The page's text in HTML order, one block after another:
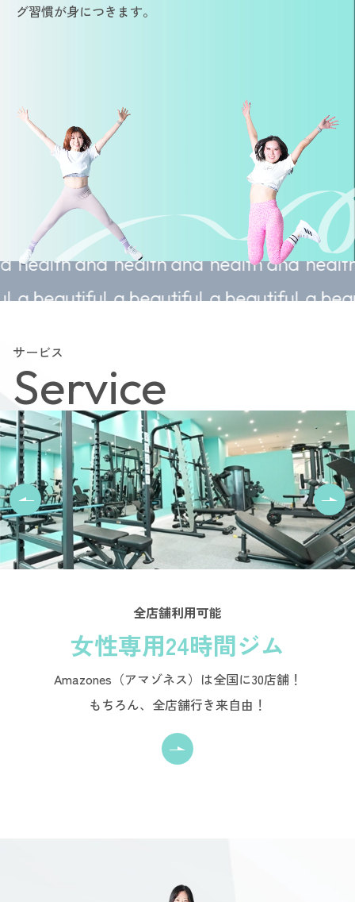
グ習慣が身につきます。
Sustainable
health and
a beautiful
Sustainable
health and
a beautiful
Sustainable
health and
a beautiful a
サービス
Service
全店舗利用可能
女性専用24時間ジム
Amazones（アマゾネス）は全国に30店舗！
もちろん、全店舗行き来自由！